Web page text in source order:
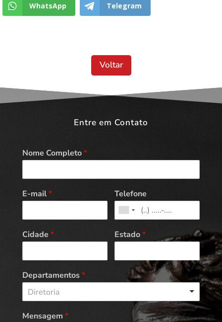
WhatsApp Telegram
Voltar
Entre em Contato
Nome Completo*
E-mail* Telefone
Cidade * Estado*
Departamentos*
Diretoria
Mensagem *